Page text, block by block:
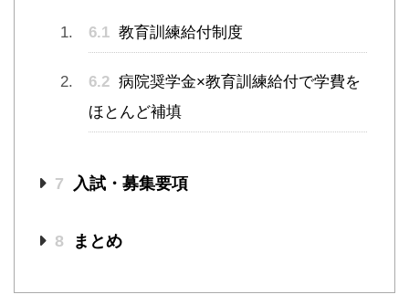
6.1 教育訓練給付制度
6.2 病院奨学金×教育訓練給付で学費を
ほとんど補填
7 入試・募集要項
8 まとめ